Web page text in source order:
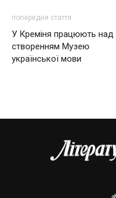
попередня стаття
У Креміня працюють над
створенням Музею
української мови